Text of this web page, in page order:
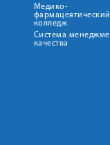
Медико-
фармацевтический
колледж
Система
качества